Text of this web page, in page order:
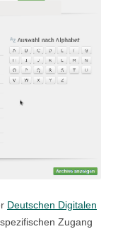
Deutschen Digitalen
Zugang